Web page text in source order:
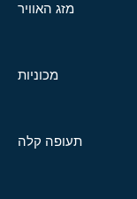
מזג האוויר
מכוניות
תעופה קלה